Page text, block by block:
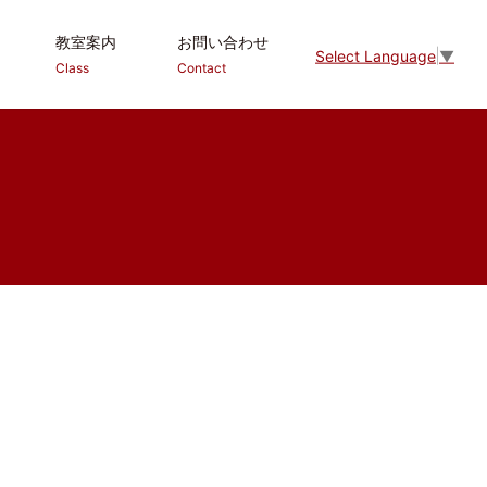
Select Language ▼
教室案内
Class
お問い合わせ
Contact